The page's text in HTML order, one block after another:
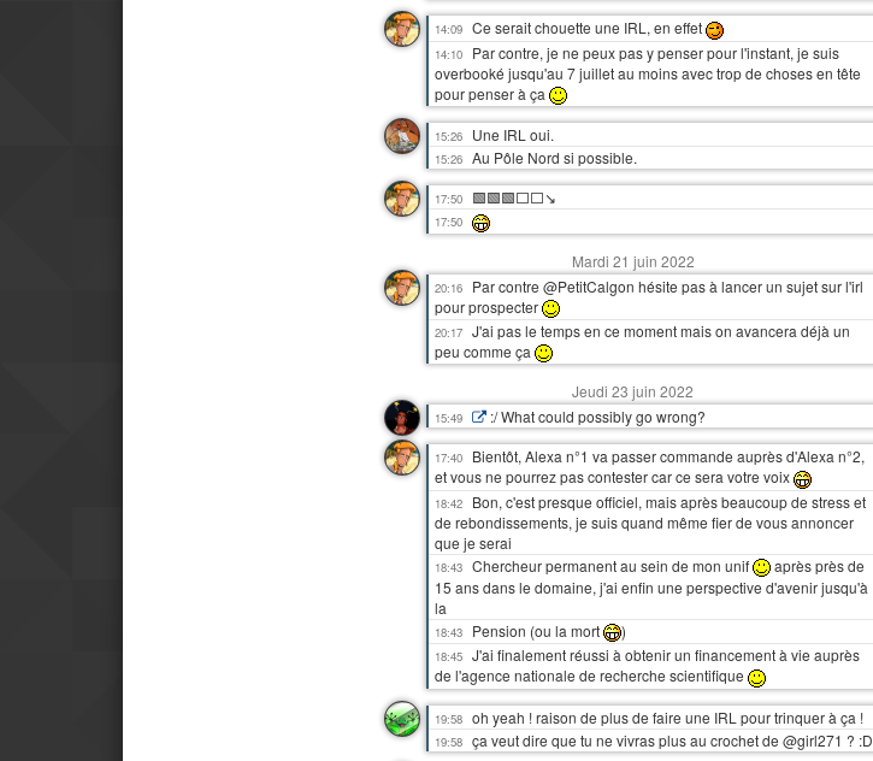
14:09 Ce serait chouette une IRL, en effet
14:10
Par contre, je ne peux pas y penser pour l'instant, je suis
overbooké jusqu'au 7 juillet au moins avec trop de choses en tête
pour penser à ça
15:26 Une IRL oui.
15:26 Au Pôle Nord si possible.
17:50 🟩🟩🟩⬜⬜↘️
17:50
Mardi 21 juin 2022
20:16
Par contre @PetitCalgon hésite pas à lancer un sujet sur l'irl
pour prospecter
20:17 J'ai pas le temps en ce moment mais on avancera déjà un
peu comme ça
Jeudi 23 juin 2022
15:49 :/ What could possibly go wrong?
17:40
Bientôt, Alexa n°1 va passer commande auprès d'Alexa n°2,
et vous ne pourrez pas contester car ce sera votre voix
18:42
Bon, c'est presque officiel, mais après beaucoup de stress et
de rebondissements, je suis quand même fier de vous annoncer
que je serai
18:43 Chercheur permanent au sein de mon unif
après près de
15 ans dans le domaine, j'ai enfin une perspective d'avenir jusqu'à
la
18:43 Pension (ou la mort )
18:45 J'ai finalement réussi à obtenir un financement à vie auprès
de l'agence nationale de recherche scientifique
19:58 oh yeah ! raison de plus de faire une IRL pour trinquer à ça !
19:58 ça veut dire que tu ne vivras plus au crochet de @girl271 ? :D